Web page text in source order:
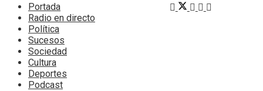
Portada
Radio en directo
Política
Sucesos
Sociedad
Cultura
Deportes
Podcast